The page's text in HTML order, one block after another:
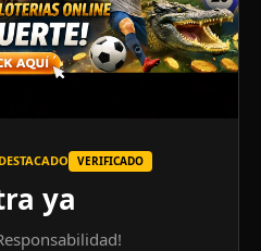
VERIFICADO
ya